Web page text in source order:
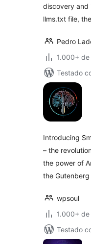
discovery and
llms.txt file,
Pedro
1.000+
Testado
Introducing
– the
the power of
the
wpsoul
1.000+
Testado